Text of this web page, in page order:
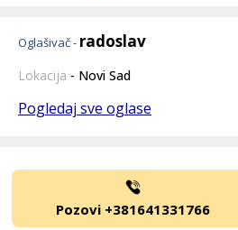
Oglašivač - radoslav
Lokacija - Novi Sad
Pogledaj sve oglase
Pozovi +381641331766